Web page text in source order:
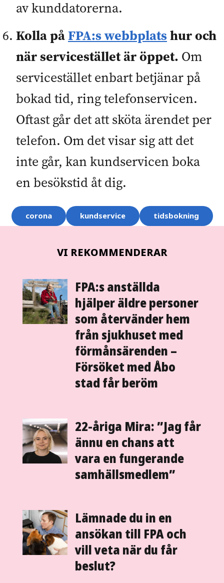
av kunddatorerna.
Kolla påFPA:s webbplatshur och
när servicestället är öppet. Om
servicestället enbart betjänar på
bokad tid, ring telefonservicen.
Oftast går det att sköta ärendet per
telefon. Om det visar sig att det
inte går, kan kundservicen boka
en besökstid åt dig.
Ämnesord
corona kundservice tidsbokning
VI REKOMMENDERAR
FPA:s anställda
hjälper äldre personer
som åter­­vänder hem
från sjuk­­­huset med
förmånsärenden –
Försöket med Åbo
stad får beröm
22-åriga Mira: ”Jag får
ännu en chans att
vara en fungerande
samhälls­­medlem”
Lämnade du in en
ansökan till FPA och
vill veta när du får
beslut?